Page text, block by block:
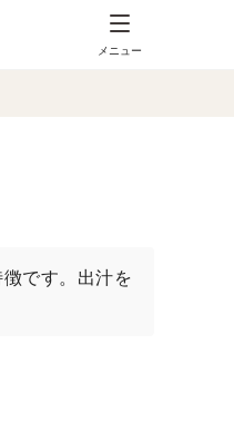
メニュー
です。出汁を